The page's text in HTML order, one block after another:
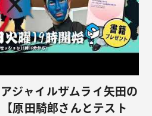
ジャイルザムライ矢田の
原田騎郎さんとテスト